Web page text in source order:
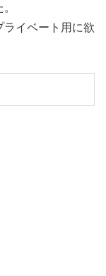
ライベート用に欲